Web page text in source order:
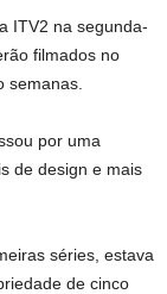
ITV2 na segunda-
filmados no
semanas.
por uma
de design e mais
séries, estava
de cinco